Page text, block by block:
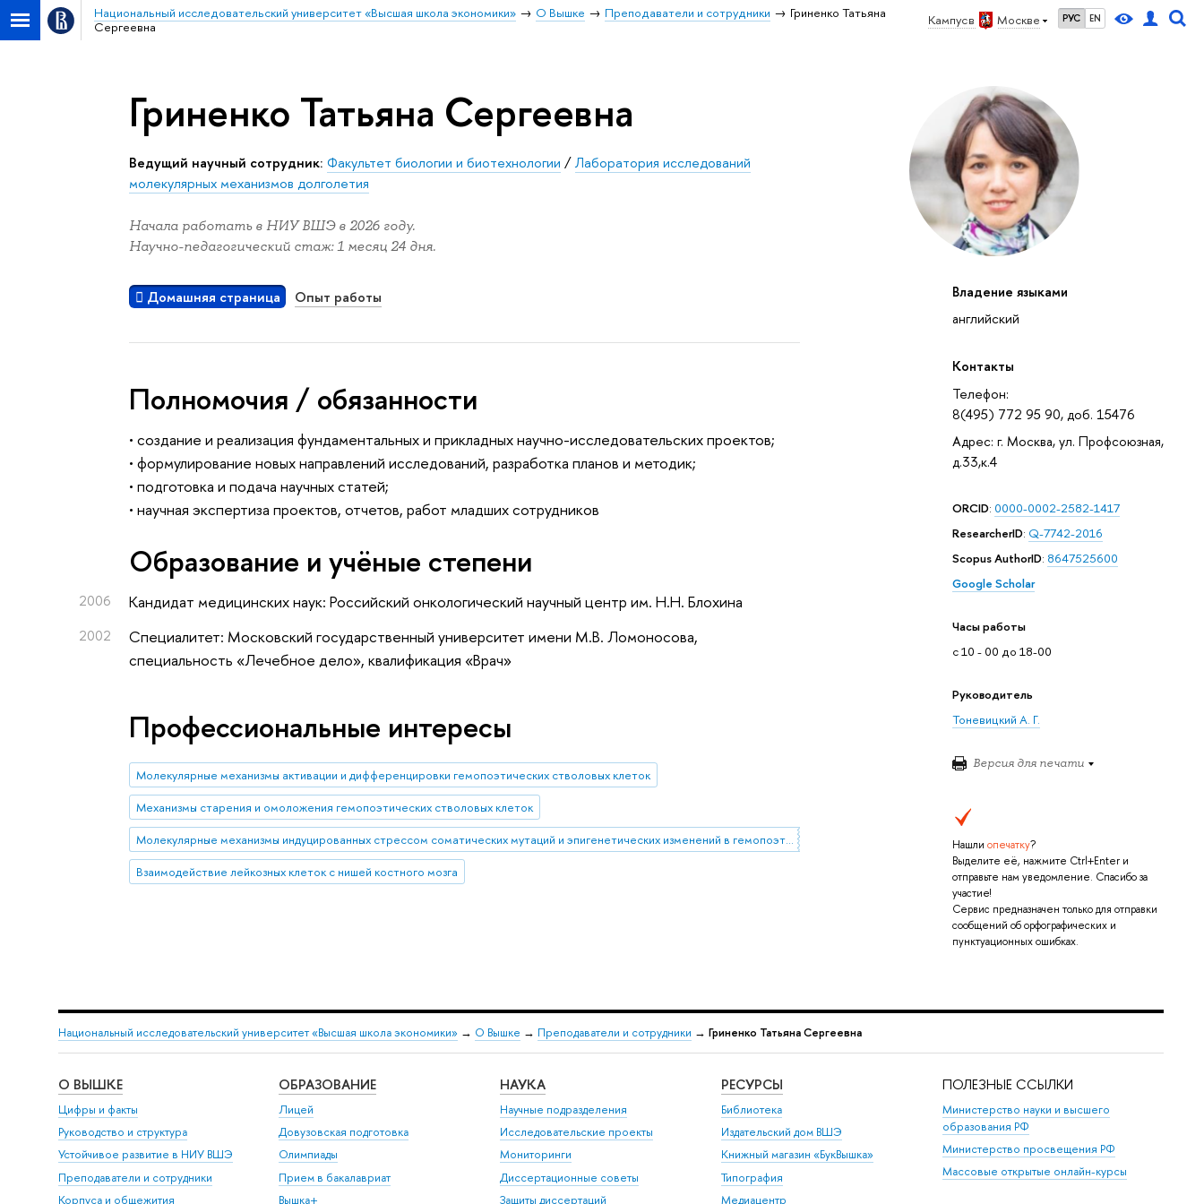
Кампус в Москве РУС EN
Национальный исследовательский университет «Высшая школа экономики» О Вышке Преподаватели и сотрудники
Гриненко Татьяна
Сергеевна
Владение языками
английский
Контакты
Телефон:
8(495) 772 95 90, доб. 15476
Адрес: г. Москва, ул. Профсоюзная,
д.33,к.4
ORCID: 0000-0002-2582-1417
ResearcherID: Q-7742-2016
Scopus AuthorID: 8647525600
Google Scholar
Часы работы
с 10 - 00 до 18-00
Руководитель
Тоневицкий А. Г.
Версия для печати
Нашли опечатку?
Выделите её, нажмите Ctrl+Enter и
отправьте нам уведомление. Спасибо за
участие!
Сервис предназначен только для отправки
сообщений об орфографических и
пунктуационных ошибках.
Гриненко Татьяна Сергеевна
Ведущий научный сотрудник: Факультет биологии и биотехнологии /Лаборатория исследований
молекулярных механизмов долголетия
Начала работать в НИУ ВШЭ в 2026 году.
Научно-педагогический стаж: 1 месяц 24 дня.
Домашняя страница Опыт работы
Полномочия / обязанности
• создание и реализация фундаментальных и прикладных научно-исследовательских проектов;
• формулирование новых направлений исследований, разработка планов и методик;
• подготовка и подача научных статей;
• научная экспертиза проектов, отчетов, работ младших сотрудников
Oбразование и учёные степени
2006 Кандидат медицинских наук: Российский онкологический научный центр им. Н.Н. Блохина
2002
Специалитет: Московский государственный университет имени М.В. Ломоносова,
специальность «Лечебное дело», квалификация «Врач»
Профессиональные интересы
Молекулярные механизмы активации и дифференцировки гемопоэтических стволовых клеток
Механизмы старения и омоложения гемопоэтических стволовых клеток
Молекулярные механизмы индуцированных стрессом соматических мутаций и эпигенетических изменений в гемопоэтических стволовых клетках
Взаимодействие лейкозных клеток с нишей костного мозга
Национальный исследовательский университет «Высшая школа экономики» → О Вышке → Преподаватели и сотрудники → Гриненко Татьяна Сергеевна
О ВЫШКЕ
Цифры и факты
Руководство и структура
Устойчивое развитие в НИУ ВШЭ
Преподаватели и сотрудники
Корпуса и общежития
ОБРАЗОВАНИЕ
Лицей
Довузовская подготовка
Олимпиады
Прием в бакалавриат
Вышка+
НАУКА
Научные подразделения
Исследовательские проекты
Мониторинги
Диссертационные советы
Защиты диссертаций
РЕСУРСЫ
Библиотека
Издательский дом ВШЭ
Книжный магазин «БукВышка»
Типография
Медиацентр
ПОЛЕЗНЫЕ ССЫЛКИ
Министерство науки и высшего
образования РФ
Министерство просвещения РФ
Массовые открытые онлайн-курсы